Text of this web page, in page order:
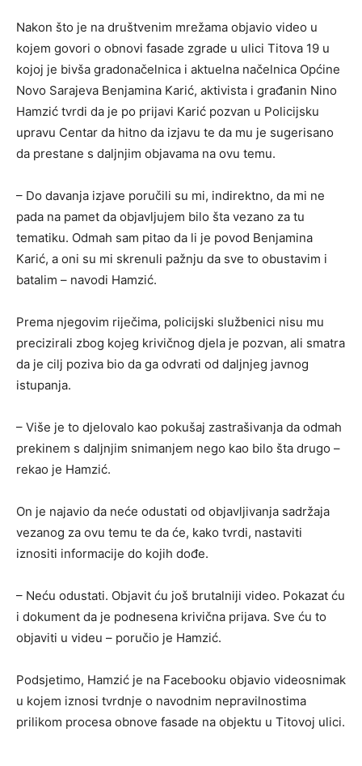
Nakon što je na društvenim mrežama objavio video u
kojem govori o obnovi fasade zgrade u ulici Titova 19 u
kojoj je bivša gradonačelnica i aktuelna načelnica Općine
Novo Sarajeva Benjamina Karić, aktivista i građanin Nino
Hamzić tvrdi da je po prijavi Karić pozvan u Policijsku
upravu Centar da hitno da izjavu te da mu je sugerisano
da prestane s daljnjim objavama na ovu temu.
– Do davanja izjave poručili su mi, indirektno, da mi ne
pada na pamet da objavljujem bilo šta vezano za tu
tematiku. Odmah sam pitao da li je povod Benjamina
Karić, a oni su mi skrenuli pažnju da sve to obustavim i
batalim – navodi Hamzić.
Prema njegovim riječima, policijski službenici nisu mu
precizirali zbog kojeg krivičnog djela je pozvan, ali smatra
da je cilj poziva bio da ga odvrati od daljnjeg javnog
istupanja.
– Više je to djelovalo kao pokušaj zastrašivanja da odmah
prekinem s daljnjim snimanjem nego kao bilo šta drugo –
rekao je Hamzić.
On je najavio da neće odustati od objavljivanja sadržaja
vezanog za ovu temu te da će, kako tvrdi, nastaviti
iznositi informacije do kojih dođe.
– Neću odustati. Objavit ću još brutalniji video. Pokazat ću
i dokument da je podnesena krivična prijava. Sve ću to
objaviti u videu – poručio je Hamzić.
Podsjetimo, Hamzić je na Facebooku objavio videosnimak
u kojem iznosi tvrdnje o navodnim nepravilnostima
prilikom procesa obnove fasade na objektu u Titovoj ulici.